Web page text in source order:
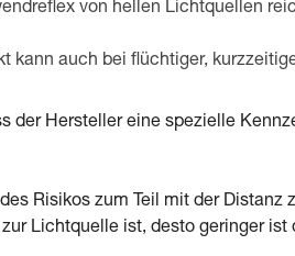
von hellen Lichtquellen
kann auch bei flüchtiger,
der Hersteller eine spezielle
Risikos zum Teil mit der Distanz
Lichtquelle ist, desto geringer ist